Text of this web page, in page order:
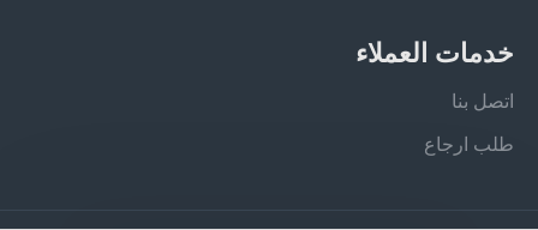
خدمات العملاء
اتصل بنا
طلب ارجاع